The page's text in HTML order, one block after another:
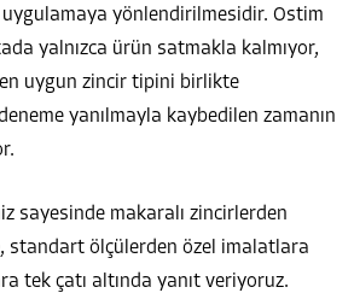
yönlendirilmesidir. Ostim
yalnızca ürün satmakla kalmıyor,
en uygun zincir tipini birlikte
yanılmayla kaybedilen zamanın
sayesinde makaralı zincirlerden
standart ölçülerden özel imalatlara
tek çatı altında yanıt veriyoruz.